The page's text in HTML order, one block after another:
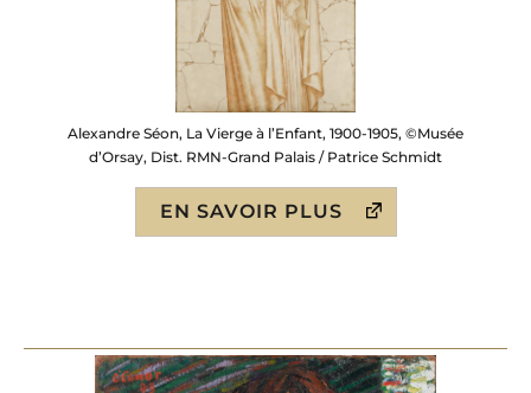
Alexandre Séon, La Vierge à l’Enfant, 1900-1905, ©Musée
d’Orsay, Dist. RMN-Grand Palais / Patrice Schmidt
EN SAVOIR PLUS